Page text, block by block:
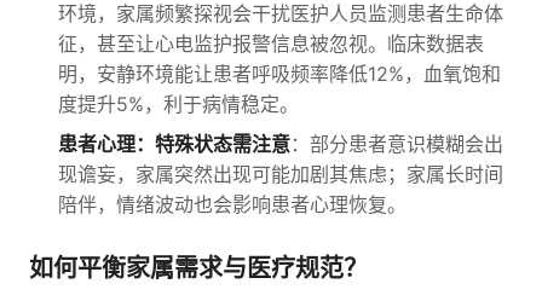
环境，家属频繁探视会干扰医护人员监测患者生命体
征，甚至让心电监护报警信息被忽视。临床数据表
明，安静环境能让患者呼吸频率降低12%，血氧饱和
度提升5%，利于病情稳定。
患者心理：特殊状态需注意：部分患者意识模糊会出
现谵妄，家属突然出现可能加剧其焦虑；家属长时间
陪伴，情绪波动也会影响患者心理恢复。
如何平衡家属需求与医疗规范？